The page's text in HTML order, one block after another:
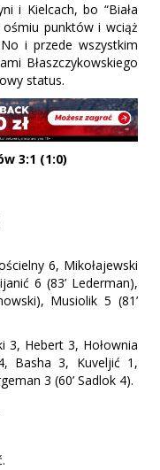
i Kielcach, bo “Biała
ośmiu punktów i wciąż
i przede wszystkim
Błaszczykowskiego
status.
3:1 (1:0)
6, Mikołajewski
6 (83’ Lederman),
Musiolik 5 (81’
3, Hebert 3, Hołownia
Basha 3, Kuveljić 1,
3 (60’ Sadlok 4).